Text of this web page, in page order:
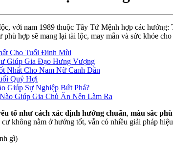
với nam 1989 thuộc Tây Tứ Mệnh hợp các
hợp sẽ mang lại tài lộc, may mắn và sức khỏe
Cho Tuổi Đinh Mùi
Giúp Gia Đạo Hưng Vượng
Nhất Cho Nam Nữ Canh Dần
Quý Hợi
Giúp Sự Nghiệp Bứt Phá?
Giúp Gia Chủ Ăn Nên Làm Ra
tố như cách xác định hướng chuẩn, màu sắc
không nằm ở hướng tốt, vẫn có nhiều giải pháp
gì)